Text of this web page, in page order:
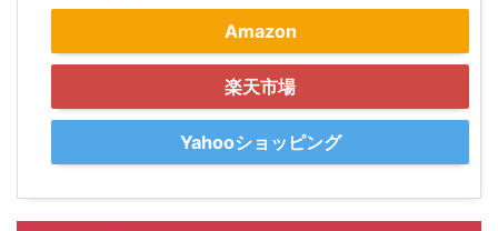
Amazon
楽天市場
Yahooショッピング